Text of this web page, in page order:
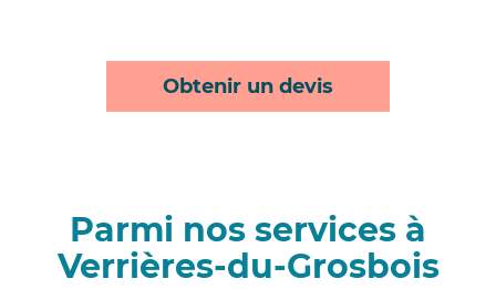
Obtenir un devis
Parmi nos services à
Verrières-du-Grosbois